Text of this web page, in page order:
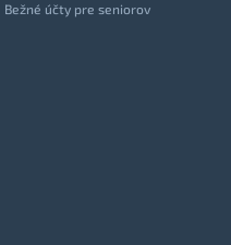
Bežné účty pre seniorov